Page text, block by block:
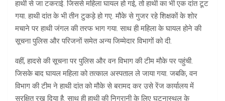
हाथी से जा टकराई. जिससे महिला घायल हो गई, तो हाथी का भी एक दांत टूट
गया. हाथी दांत के भी तीन टुकड़े हो गए. मौके से गुजर रहे शिक्षकों के शोर
मचाने पर हाथी जंगल की तरफ भाग गया. साथ ही महिला के घायल होने की
सूचना पुलिस और परिजनों समेत अन्य जिम्मेदार विभागों को दी.
वहीं, हादसे की सूचना पर पुलिस और वन विभाग की टीम मौके पर पहुंची.
जिसके बाद घायल महिला को तत्काल अस्पताल ले जाया गया. जबकि, वन
विभाग की टीम ने हाथी दांत को मौके से बरामद कर उसे रेंज कार्यालय में
सुरक्षित रख दिया है. साथ ही हाथी की निगरानी के लिए घटनास्थल के